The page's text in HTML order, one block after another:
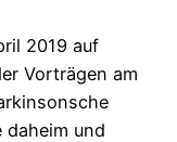
2019 auf
Vorträgen am
daheim und